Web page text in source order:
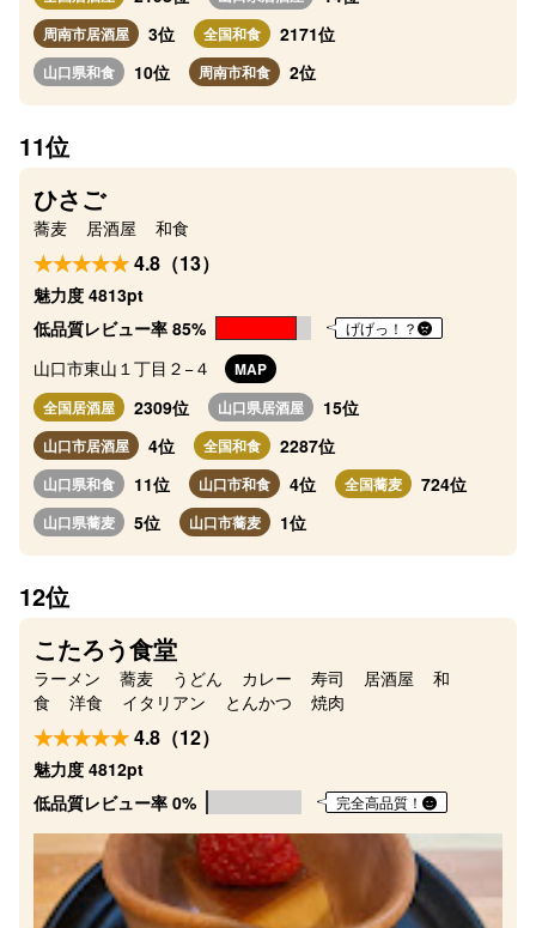
周南市居酒屋 3位 全国和食 2171位
山口県和食 10位 周南市和食 2位
11位
ひさご
蕎麦 居酒屋 和食
4.8（13）
魅力度 4813pt
低品質レビュー率 85%
げげっ！？
山口市東山１丁目２−４
MAP
全国居酒屋
2309位 山口県居酒屋 15位
山口市居酒屋 4位 全国和食 2287位
山口県和食 11位 山口市和食 4位 全国蕎麦 724位
山口県蕎麦 5位 山口市蕎麦 1位
12位
こたろう食堂
ラーメン 蕎麦 うどん カレー 寿司 居酒屋
和
食
洋食 イタリアン とんかつ 焼肉
4.8（12）
魅力度 4812pt
低品質レビュー率 0%
完全高品質！